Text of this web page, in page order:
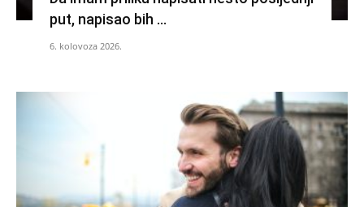
put, napisao bih …
6. kolovoza 2026.